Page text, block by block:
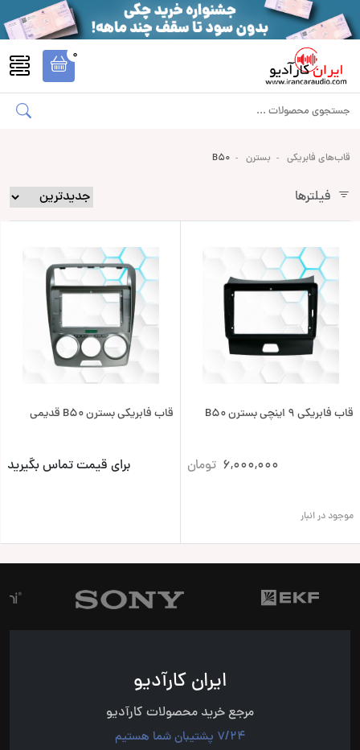
0
قاب‌های فابریکی بسترن B50
فیلترها
قاب فابریکی 9 اینچی بسترن B50
6,000,000 تومان
موجود در انبار
قاب فابریکی بسترن B50 قدیمی
برای قیمت تماس بگیرید
ایران کارآدیو
مرجع خرید محصولات کارآدیو
7/24 پشتیبان شما هستیم